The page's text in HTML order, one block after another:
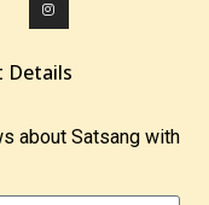
Details
about Satsang with